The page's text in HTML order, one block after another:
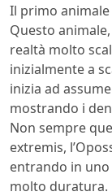
Il primo animale
Questo
realtà molto
inizialmente a
inizia ad
mostrando i
Non sempre
extremis,
entrando in
molto duratura.